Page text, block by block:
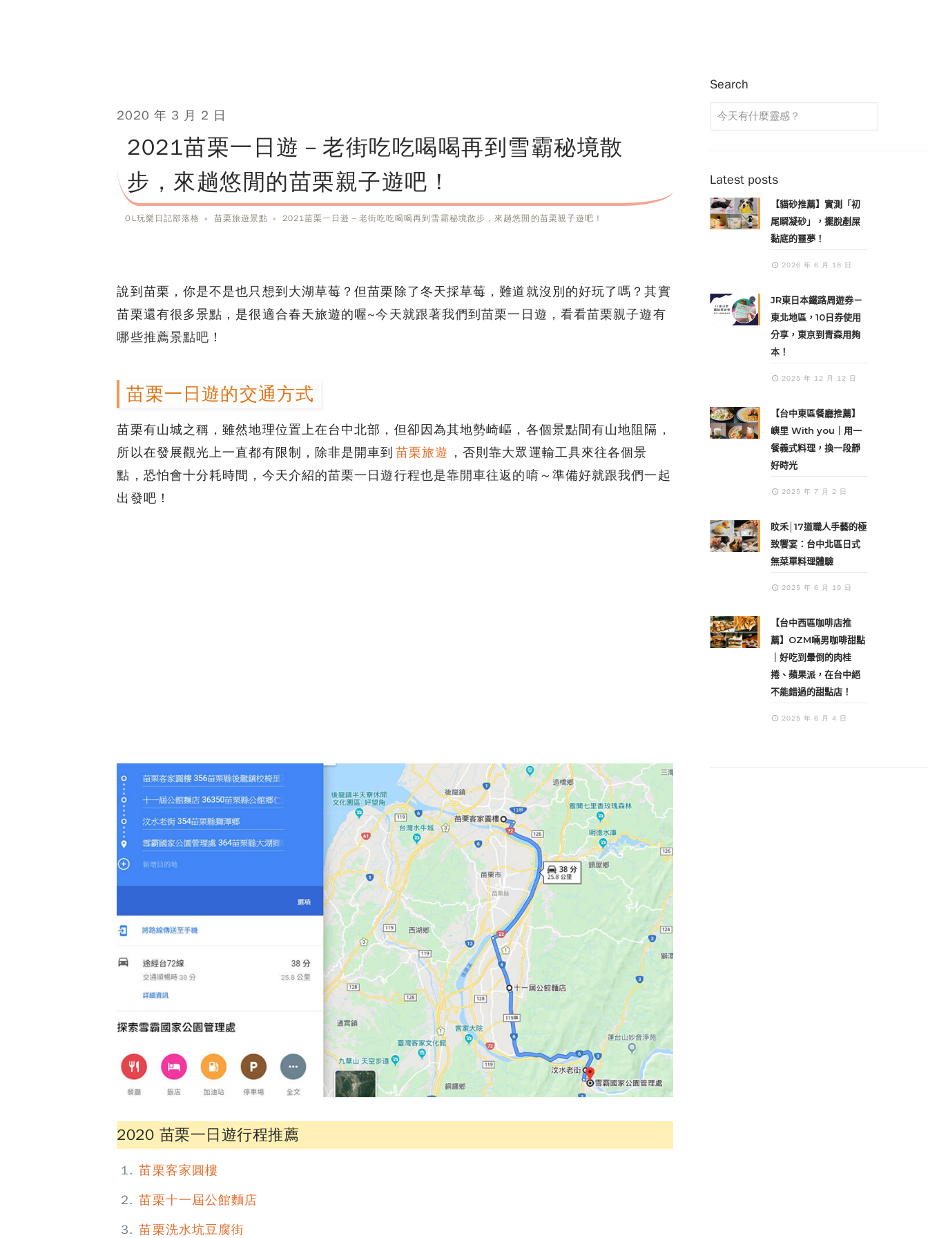
2020 年 3 月 2 日
2021苗栗一日遊－老街吃吃喝喝再到雪霸秘境散
步，來趟悠閒的苗栗親子遊吧！
OL玩樂日記部落格 » 苗栗旅遊景點 » 2021苗栗一日遊－老街吃吃喝喝再到雪霸秘境散步，來趟悠閒的苗栗親子遊吧！
說到苗栗，你是不是也只想到大湖草莓？但苗栗除了冬天採草莓，難道就沒別的好玩了嗎？其實
苗栗還有很多景點，是很適合春天旅遊的喔~今天就跟著我們到苗栗一日遊，看看苗栗親子遊有
哪些推薦景點吧 ！
苗栗一日遊的交通方式
苗栗有山城之稱，雖然地理位置上在台中北部，但卻因為其地勢崎嶇，各個景點間有山地阻隔，
所以在發展觀光上一直都有限制，除非是開車到 苗栗旅遊 ，否則靠大眾運輸工具來往各個景
點，恐怕會十分耗時間，今天介紹的苗栗一日遊行程也是靠開車往返的唷～準備好就跟我們一起
出發吧！
2020 苗栗一日遊行程推薦
苗栗客家圓樓
苗栗十一屆公館麵店
苗栗洗水坑豆腐街
Search
Latest posts
【貓砂推薦】實測「初
尾瞬凝砂」，擺脫剷屎
黏底的噩夢！
2026 年 6 月 18 日
JR東日本鐵路周遊券－
東北地區，10日券使用
分享，東京到青森用夠
本！
2025 年 12 月 12 日
【台中東區餐廳推薦】
嶼里 With you｜用一
餐義式料理，換一段靜
好時光
2025 年 7 月 2 日
旼禾│17道職人手藝的極
致饗宴：台中北區日式
無菜單料理體驗
2025 年 6 月 19 日
【台中西區咖啡店推
薦】OZM啢男咖啡甜點
｜好吃到暈倒的肉桂
捲、蘋果派，在台中絕
不能錯過的甜點店！
2025 年 6 月 4 日